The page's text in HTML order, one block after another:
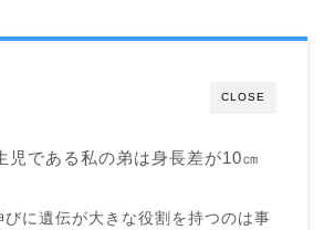
CLOSE
児である私の弟は身長差が10㎝
びに遺伝が大きな役割を持つのは事